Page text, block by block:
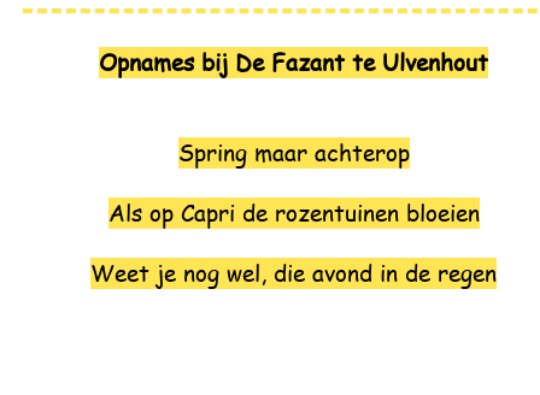
Opnames bij De Fazant te Ulvenhout
Spring maar achterop
Als op Capri de rozentuinen bloeien
Weet je nog wel, die avond in de regen